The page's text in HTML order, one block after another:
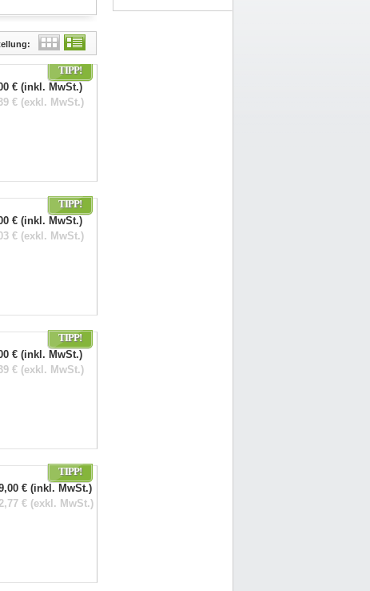
TIPP!
€ (inkl. MwSt.)
€ (exkl. MwSt.)
TIPP!
€ (inkl. MwSt.)
€ (exkl. MwSt.)
TIPP!
€ (inkl. MwSt.)
€ (exkl. MwSt.)
TIPP!
€ (inkl. MwSt.)
€ (exkl. MwSt.)